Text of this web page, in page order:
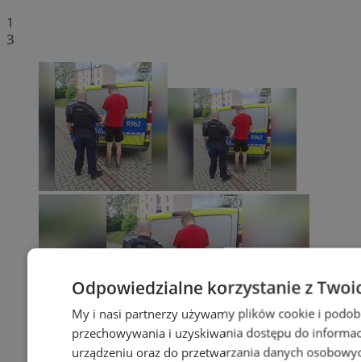
1
3
Odpowiedzialne korzystanie z
My i nasi partnerzy używamy plików cookie i
przechowywania i uzyskiwania dostępu do
urządzeniu oraz do przetwarzania danych